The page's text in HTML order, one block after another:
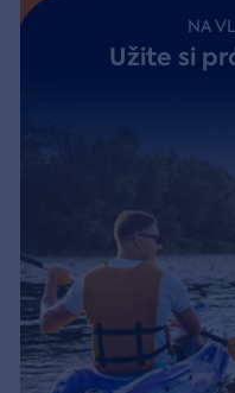
NA
Užite si